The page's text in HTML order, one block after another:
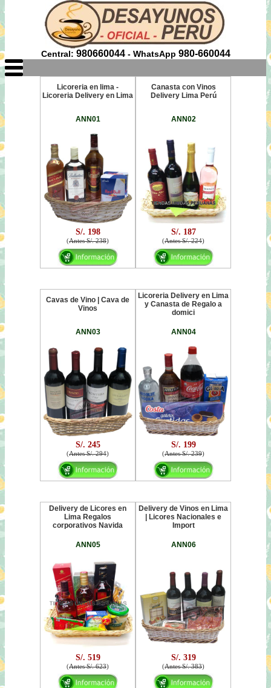
Central: 980660044- WhatsApp 980-660044
Licoreria en lima -
Licoreria Delivery en Lima
ANN01
S/. 198
(Antes S/. 238)
Canasta con Vinos
Delivery Lima Perú
ANN02
S/. 187
(Antes S/. 224)
Cavas de Vino | Cava de
Vinos
ANN03
S/. 245
(Antes S/. 294)
Licoreria Delivery en Lima
y Canasta de Regalo a
domici
ANN04
S/. 199
(Antes S/. 239)
Delivery de Licores en
Lima Regalos
corporativos Navida
ANN05
S/. 519
(Antes S/. 623)
Delivery de Vinos en Lima
| Licores Nacionales e
Import
ANN06
S/. 319
(Antes S/. 383)